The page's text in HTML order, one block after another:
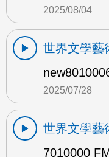
2025/08/04
世界文學藝
2025/07/28
世界文學藝
7010000